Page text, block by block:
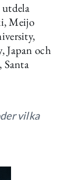
Meijo
Japan och
vilka